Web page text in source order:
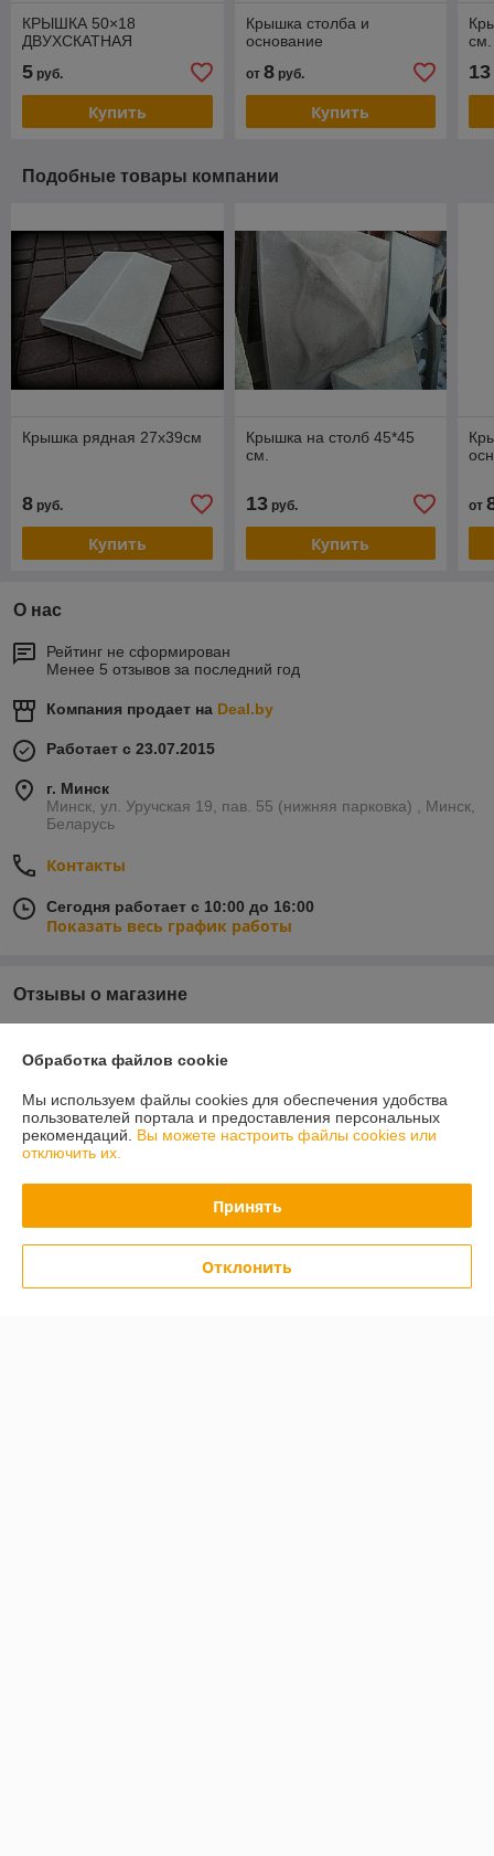
КРЫШКА 50×18
ДВУХСКАТНАЯ
5 руб.
Купить
Крышка столба и
основание
от 8руб.
Купить
см.
13
Подобные товары компании
Крышка рядная 27х39см
8 руб.
Купить
Крышка на столб 45*45
см.
13руб.
Купить
от
О нас
Рейтинг не сформирован
Менее 5 отзывов за последний год
Компания продает на Deal.by
Работает с 23.07.2015
г. Минск
Минск, ул. Уручская 19, пав. 55 (нижняя парковка) , Минск,
Беларусь
Контакты
Сегодня работает с 10:00 до 16:00
Показать весь график работы
Отзывы о магазине
Отлично
ассортимент что нашли в интернете. Хорошие цены, быстро. Могут
Обработка файлов cookie
Мы используем файлы cookies для обеспечения удобства
пользователей портала и предоставления персональных
рекомендаций. Вы можете настроить файлы cookies или
отключить их.
Принять
Отклонить